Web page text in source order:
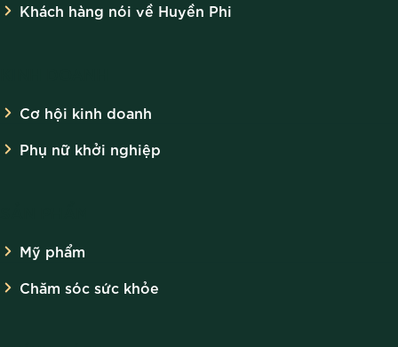
Khách hàng nói về Huyền Phi
Cơ hội kinh doanh
Phụ nữ khởi nghiệp
Mỹ phẩm
Chăm sóc sức khỏe